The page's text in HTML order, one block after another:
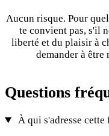
Aucun risque. Pour
te convient pas, s'il
liberté et du plaisir à
demander à
Questions
À qui s'adresse